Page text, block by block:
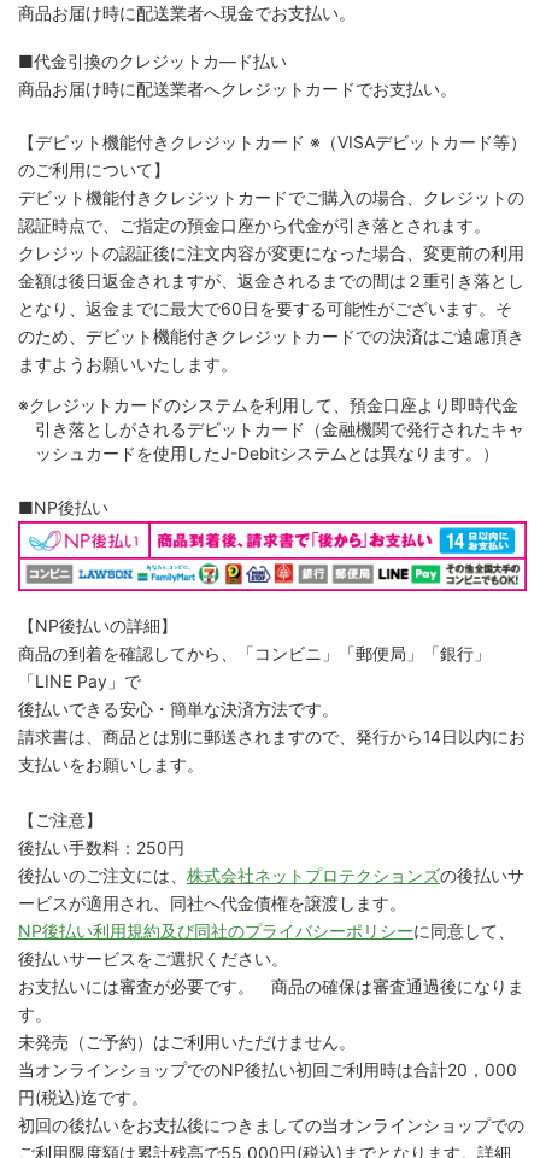
商品お届け時に配送業者へ現金でお支払い。
■代金引換のクレジットカ―ド払い
商品お届け時に配送業者へクレジットカードでお支払い。
【デビット機能付きクレジットカード ※（VISAデビットカード等）
のご利用について】
デビット機能付きクレジットカードでご購入の場合、クレジットの
認証時点で、ご指定の預金口座から代金が引き落とされます。
クレジットの認証後に注文内容が変更になった場合、変更前の利用
金額は後日返金されますが、返金されるまでの間は２重引き落とし
となり、返金までに最大で60日を要する可能性がございます。そ
のため、デビット機能付きクレジットカードでの決済はご遠慮頂き
ますようお願いいたします。
※クレジットカードのシステムを利用して、預金口座より即時代金
引き落としがされるデビットカード（金融機関で発行されたキャ
ッシュカードを使用したJ-Debitシステムとは異なります。）
■NP後払い
【NP後払いの詳細】
商品の到着を確認してから、「コンビニ」「郵便局」「銀行」
「LINE Pay」で
後払いできる安心・簡単な決済方法です。
請求書は、商品とは別に郵送されますので、発行から14日以内にお
支払いをお願いします。
【ご注意】
後払い手数料：250円
後払いのご注文には、 株式会社ネットプロテクションズの後払いサ
ービスが適用され、同社へ代金債権を譲渡します。
NP後払い利用規約及び同社のプライバシーポリシーに同意して、
後払いサービスをご選択ください。
お支払いには審査が必要です。 商品の確保は審査通過後になりま
す。
未発売（ご予約）はご利用いただけません。
当オンラインショップでのNP後払い初回ご利用時は合計20，000
円(税込)迄です。
初回の後払いをお支払後につきましての当オンラインショップでの
ご利用限度額は累計残高で55,000円(税込)までとなります。詳細